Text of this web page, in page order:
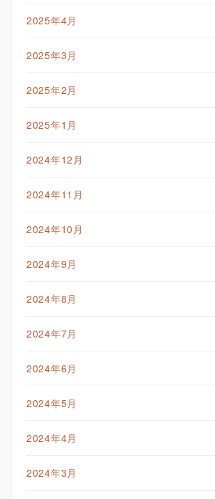
2025年4月
2025年3月
2025年2月
2025年1月
2024年12月
2024年11月
2024年10月
2024年9月
2024年8月
2024年7月
2024年6月
2024年5月
2024年4月
2024年3月